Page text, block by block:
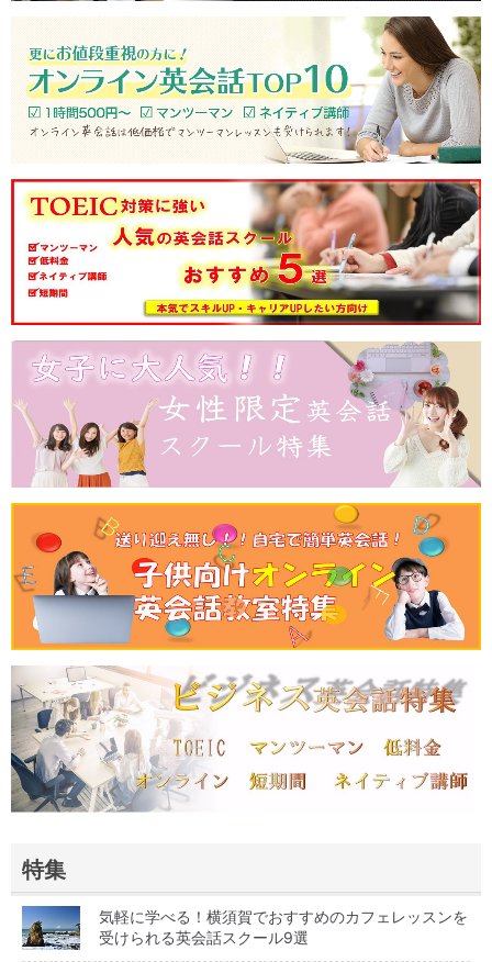
特集
気軽に学べる！横須賀でおすすめのカフェレッスンを
受けられる英会話スクール9選